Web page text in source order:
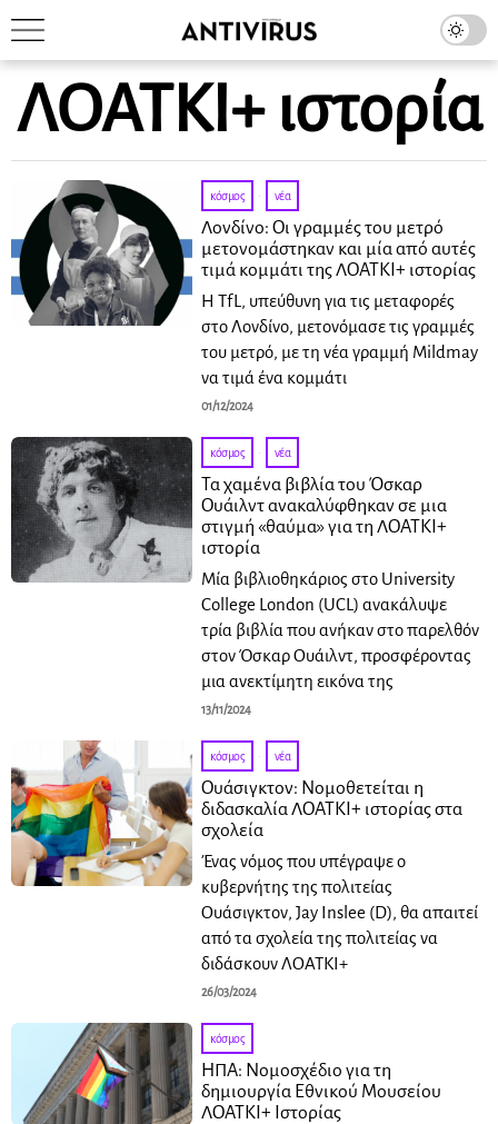
ΛΟΑΤΚΙ+ ιστορία
κόσμος · νέα
Λονδίνο: Οι γραμμές του μετρό
μετονομάστηκαν και μία από αυτές
τιμά κομμάτι της ΛΟΑΤΚΙ+ ιστορίας
Η TfL, υπεύθυνη για τις μεταφορές
στο Λονδίνο, μετονόμασε τις γραμμές
του μετρό, με τη νέα γραμμή Mildmay
να τιμά ένα κομμάτι
01/12/2024
κόσμος · νέα
Τα χαμένα βιβλία του Όσκαρ
Ουάιλντ ανακαλύφθηκαν σε μια
στιγμή «θαύμα» για τη ΛΟΑΤΚΙ+
ιστορία
Μία βιβλιοθηκάριος στο University
College London (UCL) ανακάλυψε
τρία βιβλία που ανήκαν στο παρελθόν
στον Όσκαρ Ουάιλντ, προσφέροντας
μια ανεκτίμητη εικόνα της
13/11/2024
κόσμος · νέα
Ουάσιγκτον: Νομοθετείται η
διδασκαλία ΛΟΑΤΚΙ+ ιστορίας στα
σχολεία
Ένας νόμος που υπέγραψε ο
κυβερνήτης της πολιτείας
Ουάσιγκτον, Jay Inslee (D), θα απαιτεί
από τα σχολεία της πολιτείας να
διδάσκουν ΛΟΑΤΚΙ+
26/03/2024
κόσμος
ΗΠΑ: Νομοσχέδιο για τη
δημιουργία Εθνικού Μουσείου
ΛΟΑΤΚΙ+ Ιστορίας